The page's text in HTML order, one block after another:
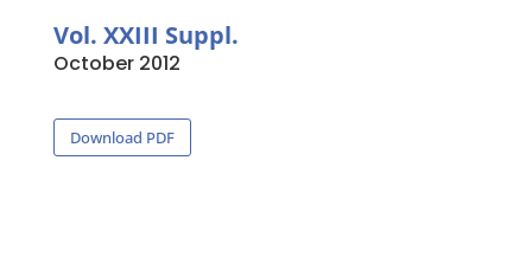
Vol. XXIII Suppl.
October 2012
Download PDF